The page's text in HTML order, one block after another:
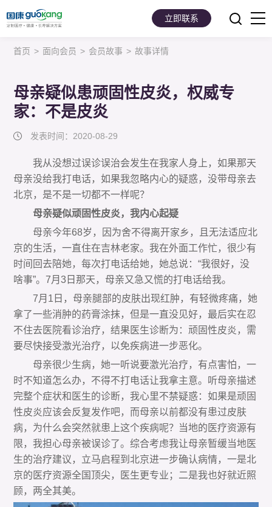
首页
面向会员
面向企业
关于我们
立即联系
首页 > 面向会员 > 会员故事 > 故事详情
母亲疑似患顽固性皮炎，权威专
家：不是皮炎
发表时间：2020-08-29
我从没想过误诊误治会发生在我家人身上，如果那天
母亲没给我打电话，如果我忽略内心的疑惑，没带母亲去
北京，是不是一切都不一样呢？
母亲疑似顽固性皮炎，我内心起疑
母亲今年68岁，因为舍不得离开家乡，且无法适应北
京的生活，一直住在吉林老家。我在外面工作忙，很少有
时间回去陪她，每次打电话给她，她总说：“我很好，没
啥事”。7月3日那天，母亲又急又慌的打电话给我。
7月1日，母亲腿部的皮肤出现红肿，有轻微疼痛，她
拿了一些消肿的药膏涂抹，但是一直没见好，最后实在忍
不住去医院看诊治疗，结果医生诊断为：顽固性皮炎，需
要尽快接受激光治疗，以免疾病进一步恶化。
母亲很少生病，她一听说要激光治疗，有点害怕，一
时不知道怎么办，不得不打电话让我拿主意。听母亲描述
完整个症状和医生的诊断，我心里不禁疑惑：如果是顽固
性皮炎应该会反复发作吧，而母亲以前都没有患过皮肤
病，为什么会突然就患上这个疾病呢？当地的医疗资源有
限，我担心母亲被误诊了。综合考虑我让母亲暂缓当地医
生的治疗建议，立马启程到北京进一步确认病情，一是北
京的医疗资源全国顶尖，医生更专业；二是我也好就近照
顾，两全其美。